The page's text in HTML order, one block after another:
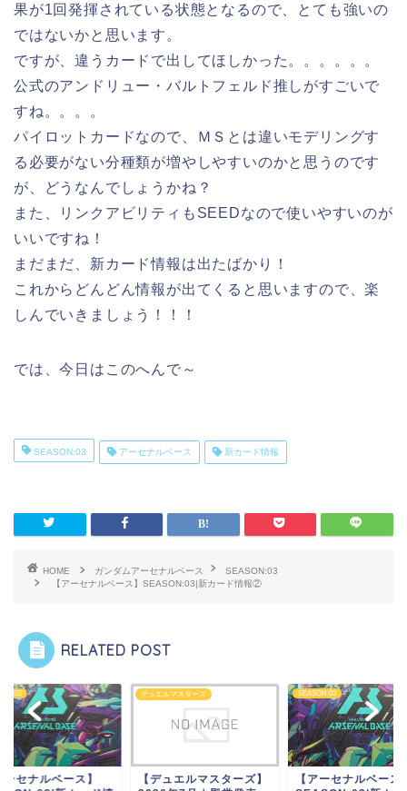
果が1回発揮されている状態となるので、とても強いの
ではないかと思います。
ですが、違うカードで出してほしかった。。。。。。
公式のアンドリュー・バルトフェルド推しがすごいで
すね。。。。
パイロットカードなので、ＭＳとは違いモデリングす
る必要がない分種類が増やしやすいのかと思うのです
が、どうなんでしょうかね？
また、リンクアビリティもSEEDなので使いやすいのが
いいですね！
まだまだ、新カード情報は出たばかり！
これからどんどん情報が出てくると思いますので、楽
しんでいきましょう！！！
では、今日はこのへんで～
SEASON:03 アーセナルベース 新カード情報
HOME ガンダムアーセナルベース
SEASON:03
【アーセナルベース】SEASON:03|新カード情報②
RELATED POST
ーセナルベース】
デュエルマスターズ
【デュエルマスターズ】
SEASON:03
【アーセナルベース